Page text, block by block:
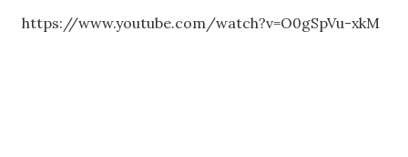
https://www.youtube.com/watch?v=O0gSpVu-xkM